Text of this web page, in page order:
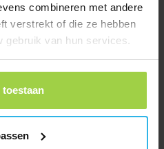
combineren met andere
verstrekt of die ze hebben
gebruik van hun services.
toestaan
Spotter Dock
€16,95